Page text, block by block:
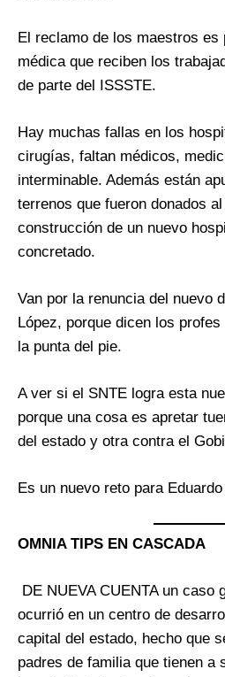
El reclamo de los maestros es
médica que reciben los
de parte del ISSSTE.
Hay muchas fallas en los
cirugías, faltan médicos,
interminable. Además están
terrenos que fueron donados
construcción de un nuevo
concretado.
Van por la renuncia del nuevo
López, porque dicen los
la punta del pie.
A ver si el SNTE logra esta
porque una cosa es apretar
del estado y otra contra el
Es un nuevo reto para
OMNIA TIPS EN CASCADA
DE NUEVA CUENTA un caso
ocurrió en un centro de
capital del estado, hecho que
padres de familia que tienen a